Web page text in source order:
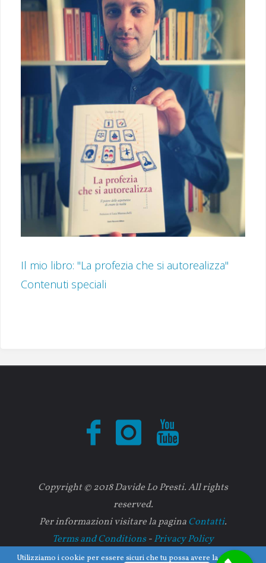
Il mio libro: "La profezia che si autorealizza"
Contenuti speciali
Copyright © 2018 Davide Lo Presti. All rights
reserved.
Per informazioni visitare la paginaContatti.
Terms and Conditions-Privacy Policy
Utilizziamo i cookie per essere sicuri che tu possa avere la migliore